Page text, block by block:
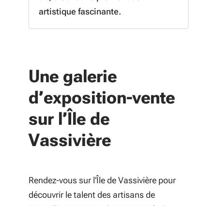
artistique fascinante.
Une galerie
d’exposition-vente
sur l’Île de
Vassivière
Rendez-vous sur l'Île de Vassivière pour
découvrir le talent des artisans de